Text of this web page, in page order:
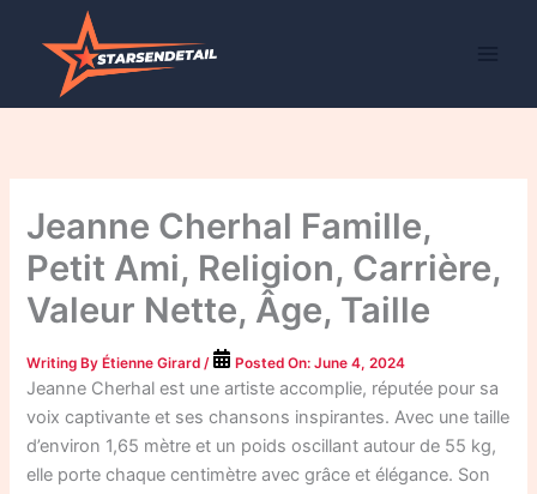
Jeanne Cherhal Famille,
Petit Ami, Religion, Carrière,
Valeur Nette, Âge, Taille
Writing ByÉtienne Girard / Posted On:June 4, 2024
Jeanne Cherhal est une artiste accomplie, réputée pour sa
voix captivante et ses chansons inspirantes. Avec une taille
d’environ 1,65 mètre et un poids oscillant autour de 55 kg,
elle porte chaque centimètre avec grâce et élégance. Son